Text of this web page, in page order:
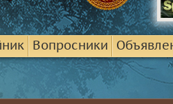
Вопросники